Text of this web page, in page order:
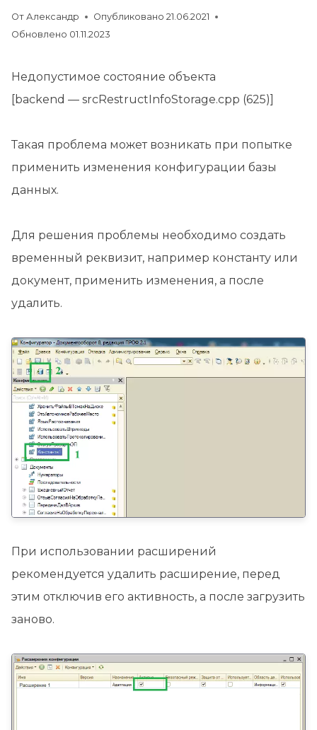
От Александр Опубликовано 21.06.2021
Обновлено 01.11.2023
Недопустимое состояние объекта
[backend — srcRestructInfoStorage.cpp (625)]
Такая проблема может возникать при попытке
применить изменения конфигурации базы
данных.
Для решения проблемы необходимо создать
временный реквизит, например константу или
документ, применить изменения, а после
удалить.
При использовании расширений
рекомендуется удалить расширение, перед
этим отключив его активность, а после загрузить
заново.